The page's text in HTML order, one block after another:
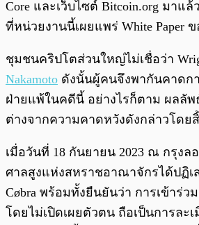
Core และเว็บไซต์ Bitcoin.org มาแ
ที่หน่วยงานนี้เผยแพร่ White Paper ข
ชุมชนคริปโตส่วนใหญ่ไม่เชื่อว่า
Nakamoto ดังนั้นผู้คนจึงพากันคาดก
ฝ่ายแพ้ในคดีนี้ อย่างไรก็ตาม ผลลั
ต่างจากความคาดหวังดังกล่าวโดย
เมื่อวันที่ 18 กันยายน 2023 ณ กรุง
ศาลสูงแห่งสหราชอาณาจักรได้ปฏิ
Cøbra พร้อมทั้งยืนยันว่า การเข้าร่
โดยไม่เปิดเผยตัวตน ถือเป็นการละ